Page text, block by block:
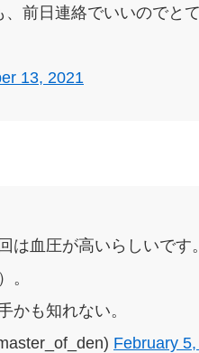
前日連絡でいいのでと
13, 2021
は血圧が高いらしいで
。
かも知れない。
February